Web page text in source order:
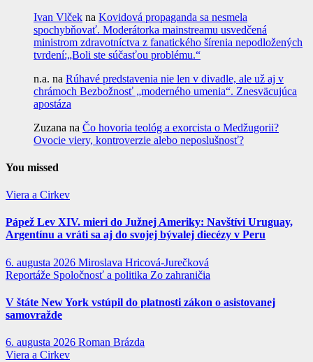
Ivan Vlček na Kovidová propaganda sa nesmela
spochybňovať. Moderátorka mainstreamu usvedčená
ministrom zdravotníctva z fanatického šírenia nepodložených
tvrdení:„Boli ste súčasťou problému.“
n.a. na Rúhavé predstavenia nie len v divadle, ale už aj v
chrámoch Bezbožnosť „moderného umenia“. Znesväcujúca
apostáza
Zuzana na Čo hovoria teológ a exorcista o Medžugorii?
Ovocie viery, kontroverzie alebo neposlušnosť?
You missed
Viera a Cirkev
Pápež Lev XIV. mieri do Južnej Ameriky: Navštívi Uruguay,
Argentínu a vráti sa aj do svojej bývalej diecézy v Peru
6. augusta 2026 Miroslava Hricová-Jurečková
Reportáže Spoločnosť a politika Zo zahraničia
V štáte New York vstúpil do platnosti zákon o asistovanej
samovražde
6. augusta 2026 Roman Brázda
Viera a Cirkev